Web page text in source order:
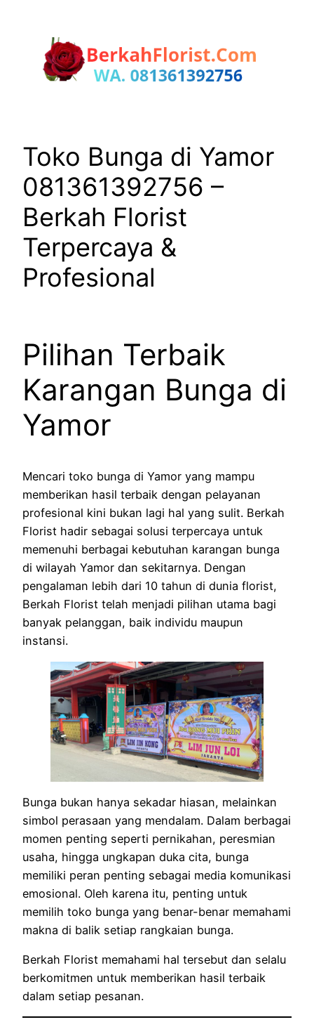
Toko Bunga di Yamor
081361392756 –
Berkah Florist
Terpercaya &
Profesional
Pilihan Terbaik
Karangan Bunga di
Yamor
Mencari toko bunga di Yamor yang mampu
memberikan hasil terbaik dengan pelayanan
profesional kini bukan lagi hal yang sulit. Berkah
Florist hadir sebagai solusi terpercaya untuk
memenuhi berbagai kebutuhan karangan bunga
di wilayah Yamor dan sekitarnya. Dengan
pengalaman lebih dari 10 tahun di dunia florist,
Berkah Florist telah menjadi pilihan utama bagi
banyak pelanggan, baik individu maupun
instansi.
Bunga bukan hanya sekadar hiasan, melainkan
simbol perasaan yang mendalam. Dalam berbagai
momen penting seperti pernikahan, peresmian
usaha, hingga ungkapan duka cita, bunga
memiliki peran penting sebagai media komunikasi
emosional. Oleh karena itu, penting untuk
memilih toko bunga yang benar-benar memahami
makna di balik setiap rangkaian bunga.
Berkah Florist memahami hal tersebut dan selalu
berkomitmen untuk memberikan hasil terbaik
dalam setiap pesanan.